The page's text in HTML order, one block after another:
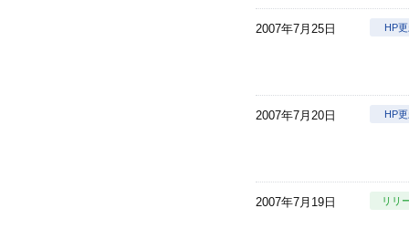
2007年7月25日 HP
2007年7月20日 HP
2007年7月19日 リリ